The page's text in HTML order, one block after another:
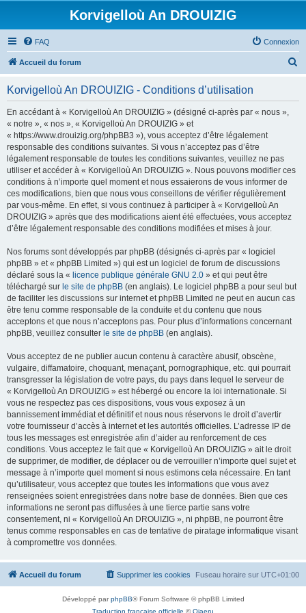
Korvigelloù An DROUIZIG
FAQ Connexion
Accueil du forum
Korvigelloù An DROUIZIG - Conditions d’utilisation
En accédant à « Korvigelloù An DROUIZIG » (désigné ci-après par « nous »,
« notre », « nos », « Korvigelloù An DROUIZIG » et
« https://www.drouizig.org/phpBB3 »), vous acceptez d’être légalement
responsable des conditions suivantes. Si vous n’acceptez pas d’être
légalement responsable de toutes les conditions suivantes, veuillez ne pas
utiliser et accéder à « Korvigelloù An DROUIZIG ». Nous pouvons modifier ces
conditions à n’importe quel moment et nous essaierons de vous informer de
ces modifications, bien que nous vous conseillons de vérifier régulièrement
par vous-même. En effet, si vous continuez à participer à « Korvigelloù An
DROUIZIG » après que des modifications aient été effectuées, vous acceptez
d’être légalement responsable des conditions modifiées et mises à jour.
Nos forums sont développés par phpBB (désignés ci-après par « logiciel
phpBB » et « phpBB Limited ») qui est un logiciel de forum de discussions
déclaré sous la « licence publique générale GNU 2.0 » et qui peut être
téléchargé sur le site de phpBB (en anglais). Le logiciel phpBB a pour seul but
de faciliter les discussions sur internet et phpBB Limited ne peut en aucun cas
être tenu comme responsable de la conduite et du contenu que nous
acceptons et que nous n’acceptons pas. Pour plus d’informations concernant
phpBB, veuillez consulter le site de phpBB (en anglais).
Vous acceptez de ne publier aucun contenu à caractère abusif, obscène,
vulgaire, diffamatoire, choquant, menaçant, pornographique, etc. qui pourrait
transgresser la législation de votre pays, du pays dans lequel le serveur de
« Korvigelloù An DROUIZIG » est hébergé ou encore la loi internationale. Si
vous ne respectez pas ces dispositions, vous vous exposez à un
bannissement immédiat et définitif et nous nous réservons le droit d’avertir
votre fournisseur d’accès à internet et les autorités officielles. L’adresse IP de
tous les messages est enregistrée afin d’aider au renforcement de ces
conditions. Vous acceptez le fait que « Korvigelloù An DROUIZIG » ait le droit
de supprimer, de modifier, de déplacer ou de verrouiller n’importe quel sujet et
message à n’importe quel moment si nous estimons cela nécessaire. En tant
qu’utilisateur, vous acceptez que toutes les informations que vous avez
renseignées soient enregistrées dans notre base de données. Bien que ces
informations ne seront pas diffusées à une tierce partie sans votre
consentement, ni « Korvigelloù An DROUIZIG », ni phpBB, ne pourront être
tenus comme responsables en cas de tentative de piratage informatique visant
à compromettre vos données.
Accueil du forum Fuseau horaire sur UTC+01:00
Supprimer les cookies
Développé parphpBB® Forum Software © phpBB Limited
Traduction française officielle ©Qiaeru